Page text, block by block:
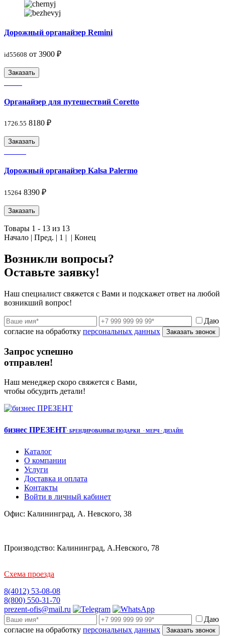
Дорожный органайзер Remini
id55608 от 3900 ₽
Заказать
Органайзер для путешествий Coretto
1726.55 8180 ₽
Заказать
Дорожный органайзер Kalsa Palermo
15264 8390 ₽
Заказать
Товары 1 - 13 из 13
Начало | Пред. | 1 | | Конец
Возникли вопросы?
Оставьте заявку!
Наш специалист свяжется с Вами и подскажет ответ на любой
возникший вопрос!
Даю
согласие на обработку персональных данных Заказать звонок
Запрос успешно
отправлен!
Наш менеджер скоро свяжется с Вами,
чтобы обсудить детали!
бизнес ПРЕЗЕНТ· БРЕНДИРОВАННЫЕ ПОДАРКИ · МЕРЧ · ДИЗАЙН
Каталог
О компании
Услуги
Доставка и оплата
Контакты
Войти в личный кабинет
Офис: Калининград, А. Невского, 38
Производство: Калининград, А.Невского, 78
Схема проезда
8(4012) 53-08-08
8(800) 550-31-70
prezent-ofis@mail.ru
Даю
согласие на обработку персональных данных Заказать звонок